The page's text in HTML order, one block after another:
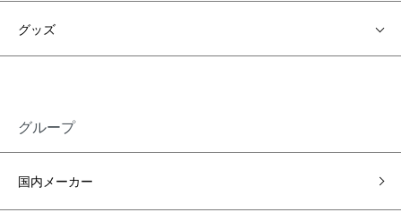
グッズ
グループ
国内メーカー